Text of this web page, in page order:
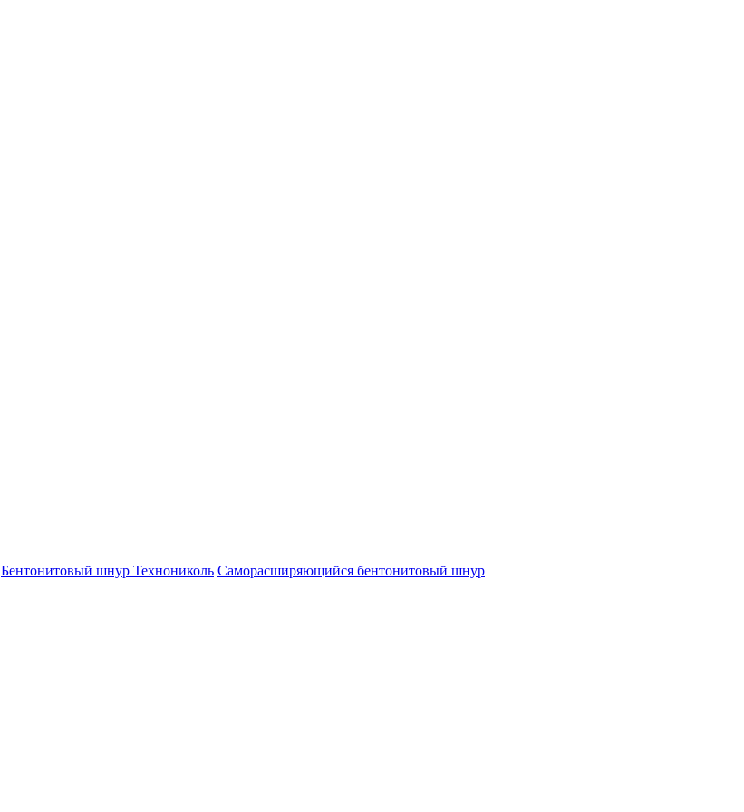
Бентонитовый шнур Технониколь Саморасширяющийся бентонитовый шнур